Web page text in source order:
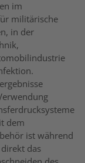
im
militärische
in der
dem
ist während
das